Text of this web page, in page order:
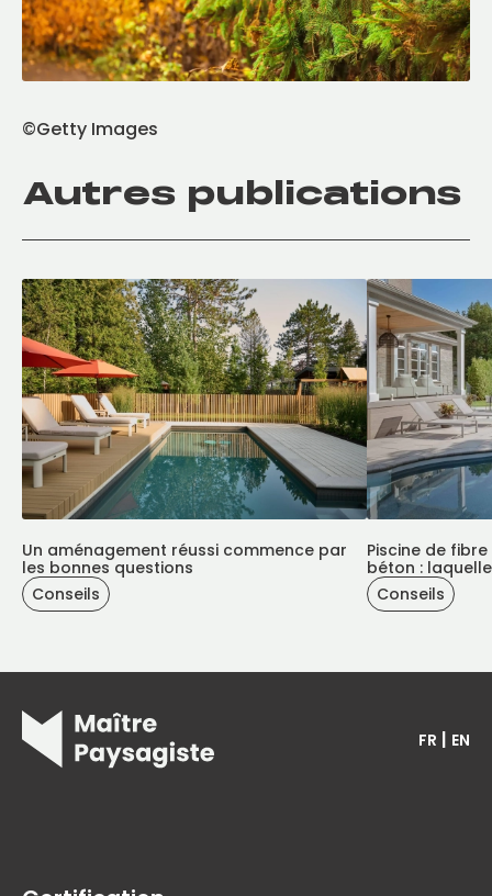
©Getty Images
Autres publications
Un aménagement réussi commence par
les bonnes questions
Conseils
Piscine de
béton :
Conseils
FR | EN